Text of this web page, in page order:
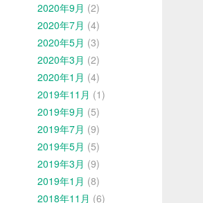
2020年9月 (2)
2020年7月 (4)
2020年5月 (3)
2020年3月 (2)
2020年1月 (4)
2019年11月 (1)
2019年9月 (5)
2019年7月 (9)
2019年5月 (5)
2019年3月 (9)
2019年1月 (8)
2018年11月 (6)